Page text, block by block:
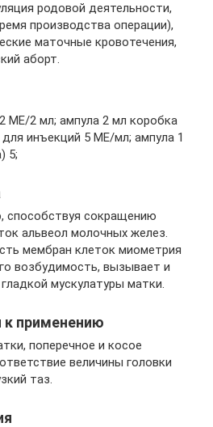
родовой деятельности,
производства операции),
маточные кровотечения,
аборт.
МЕ/2 мл; ампула 2 мл коробка
инъекций 5 МЕ/мл; ампула 1
5;
способствуя сокращению
альвеол молочных желез.
мембран клеток миометрия
возбудимость, вызывает и
мускулатуры матки.
к применению
поперечное и косое
величины головки
таз.